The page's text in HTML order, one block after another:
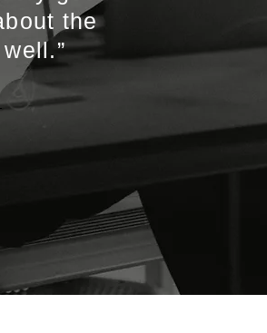
the
well.”